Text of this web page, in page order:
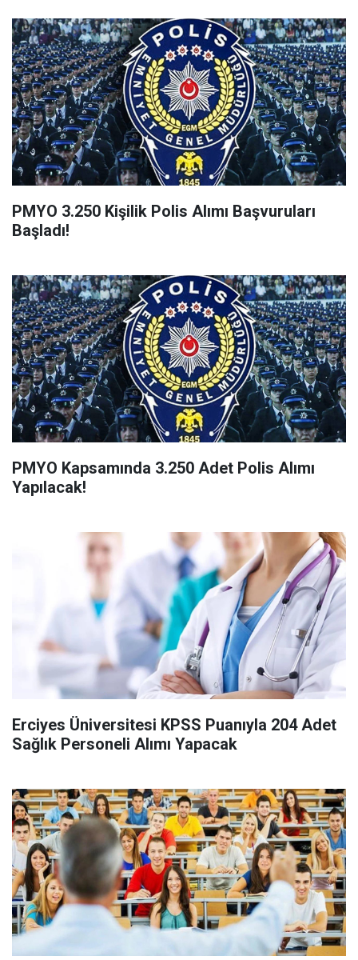
PMYO 3.250 Kişilik Polis Alımı Başvuruları
Başladı!
PMYO Kapsamında 3.250 Adet Polis Alımı
Yapılacak!
Erciyes Üniversitesi KPSS Puanıyla 204 Adet
Sağlık Personeli Alımı Yapacak